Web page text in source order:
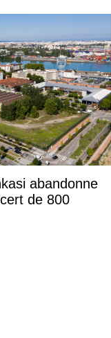
abandonne
de 800